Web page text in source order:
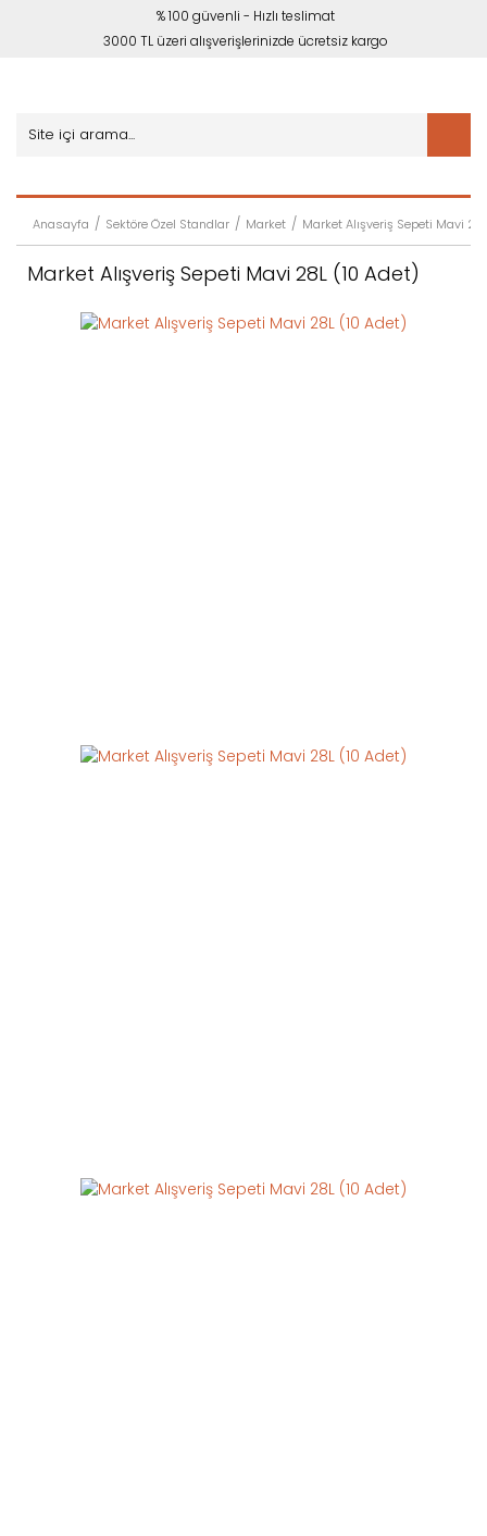
% 100 güvenli - Hızlı teslimat
3000 TL üzeri alışverişlerinizde ücretsiz kargo
Anasayfa Sektöre Özel Standlar Market Market Alışveriş Sepeti Mavi
Market Alışveriş Sepeti Mavi 28L (10 Adet)